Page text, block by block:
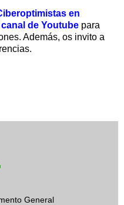
en
de Youtube para
Además, os invito a
General